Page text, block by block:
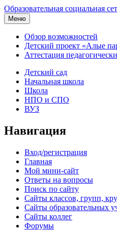
Образовательная социальная
Меню
Обзор возможностей
Детский проект «Алые
Аттестация
Детский сад
Начальная школа
Школа
НПО и СПО
ВУЗ
Навигация
Вход/регистрация
Главная
Мой мини-сайт
Ответы на вопросы
Поиск по сайту
Сайты классов, групп,
Сайты образовательных
Сайты коллег
Форумы